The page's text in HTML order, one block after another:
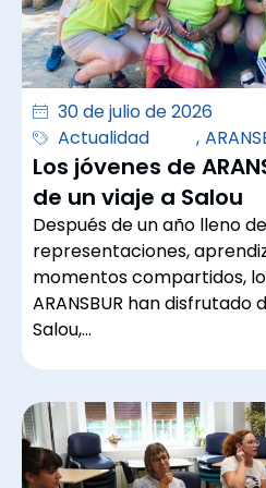
30 de julio de 2026
Actualidad
,
Los jóvenes de
de un viaje a Salou
Después de un año lleno
representaciones,
momentos compartidos,
ARANSBUR han disfrutado
Salou,…